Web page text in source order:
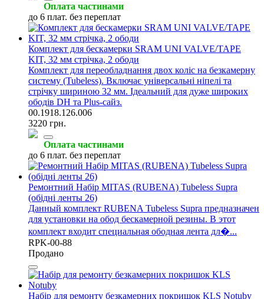
Оплата частинами
до 6 плат. без переплат
Комплект для бескамерки SRAM UNI VALVE/TAPE
KIT, 32 мм стрічка, 2 ободи
Комплект для переобладнання двох коліс на безкамерну
систему (Tubeless). Включає універсальні ніпелі та
стрічку шириною 32 мм. Ідеальний для дуже широких
ободів DH та Plus-сайз.
00.1918.126.006
3220 грн.
Оплата частинами
до 6 плат. без переплат
Ремонтний Набір MITAS (RUBENA) Tubeless Supra
(обідні ленты 26)
Данный комплект RUBENA Tubeless Supra предназначен
для установки на обод бескамерной резины. В этот
комплект входит специальная ободная лента дл�...
RPK-00-88
Продано
Набір для ремонту безкамерних покришок KLS Notuby